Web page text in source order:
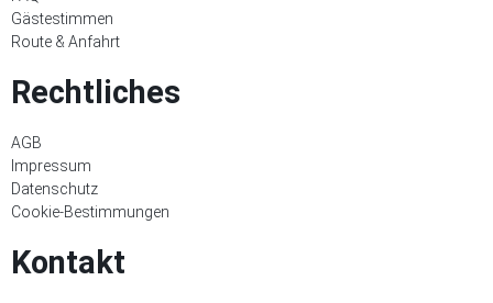
Gästestimmen
Route & Anfahrt
Rechtliches
AGB
Impressum
Datenschutz
Cookie-Bestimmungen
Kontakt